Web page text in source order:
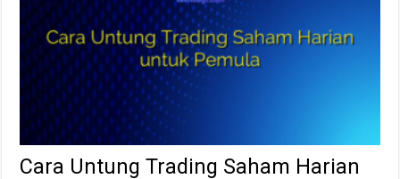
Cara Untung Trading Saham Harian